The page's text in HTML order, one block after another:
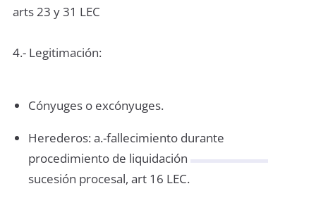
arts 23 y 31 LEC
4.- Legitimación:
Cónyuges o excónyuges.
Herederos: a.-fallecimiento durante
procedimiento de liquidación
sucesión procesal, art 16 LEC.